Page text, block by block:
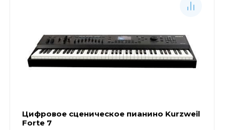
Цифровое сценическое пианино Kurzweil
Forte 7